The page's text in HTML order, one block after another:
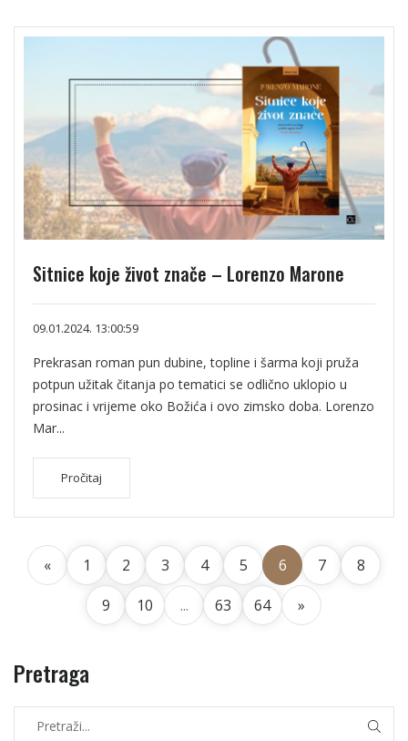
Sitnice koje život znače – Lorenzo Marone
09.01.2024. 13:00:59
Prekrasan roman pun dubine, topline i šarma koji pruža
potpun užitak čitanja po tematici se odlično uklopio u
prosinac i vrijeme oko Božića i ovo zimsko doba. Lorenzo
Mar...
Pročitaj
« 1 2 3 4 5 6 7
8
9
10 ... 63 64 »
Pretraga